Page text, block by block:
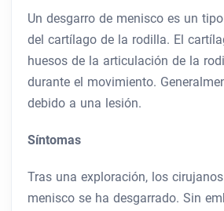
Un desgarro de menisco es un
del cartílago de la rodilla. El
huesos de la articulación de la
durante el movimiento.
debido a una lesión.
Síntomas
Tras una exploración, los
menisco se ha desgarrado. Sin